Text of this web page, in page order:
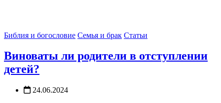
Библия и богословие Семья и брак Статьи
Виноваты ли родители в отступлении
детей?
24.06.2024